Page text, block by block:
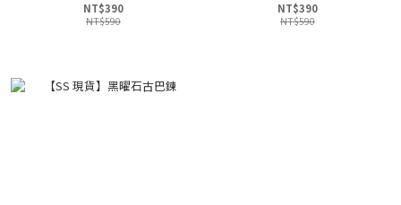
NT$390
NT$590
NT$390
NT$590